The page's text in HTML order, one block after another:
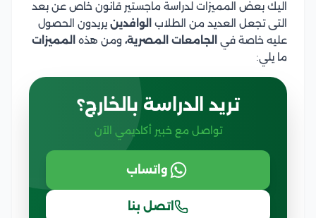
اليك بعض المميزات لدراسة ماجستير قانون خاص عن بعد
التى تجعل العديد من الطلاب
الوافدين يريدون الحصول
عليه خاصة في الجامعات المصرية، ومن هذه
المميزات
ما يلي:
تريد الدراسة بالخارج؟
تواصل مع خبير أكاديمي الآن
واتساب
اتصل بنا